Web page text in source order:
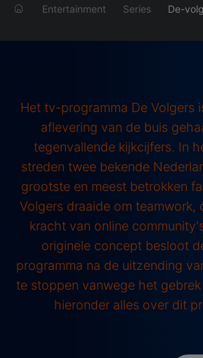
Entertainment Series De-
Het tv-programma De Volgers
aflevering van de buis
tegenvallende kijkcijfers. In
streden twee bekende
grootste en meest betrokken
Volgers draaide om teamwork,
kracht van online
originele concept besloot
programma na de uitzending
te stoppen vanwege het gebrek
hieronder alles over dit